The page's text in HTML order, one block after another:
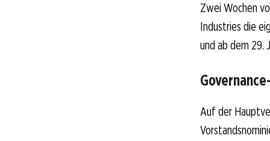
Zwei Wochen
Industries die
und ab dem 29.
Auf der